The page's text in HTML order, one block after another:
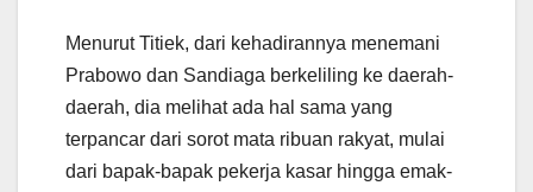
Menurut Titiek, dari kehadirannya menemani
Prabowo dan Sandiaga berkeliling ke daerah-
daerah, dia melihat ada hal sama yang
terpancar dari sorot mata ribuan rakyat, mulai
dari bapak-bapak pekerja kasar hingga emak-